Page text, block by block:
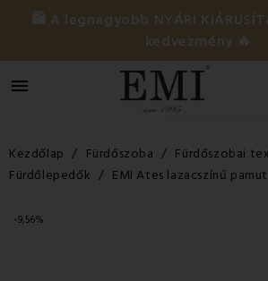
🛍️ A legnagyobb NYÁRI
kedvezmény 🔥

Kezdőlap Fürdőszoba
Fürdőszobai
Fürdőlepedők
EMI Ates lazacszínű
-9,56%